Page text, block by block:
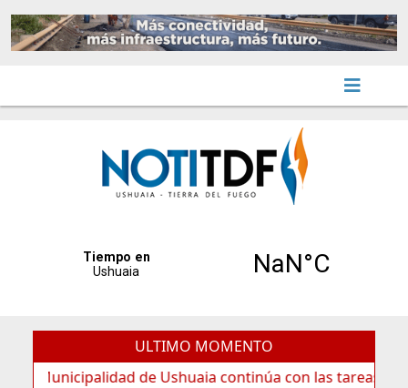
ULTIMO MOMENTO
de Ushuaia continúa con las tareas de